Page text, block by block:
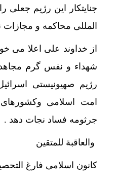
جنایتکار این رژیم جعلی
المللی محاکمه و مجازات
از خداوند علی اعلا می
شهداء و نفس گرم
رژیم صهیونیستی
امت اسلامی
جرثومه فساد نجات دهد .
والعاقبة للمتقین
کانون اسلامی فارغ